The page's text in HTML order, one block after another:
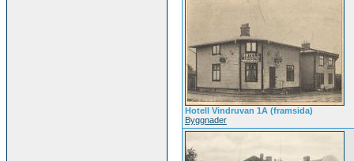
Hotell Vindruvan 1A (framsida)
Byggnader